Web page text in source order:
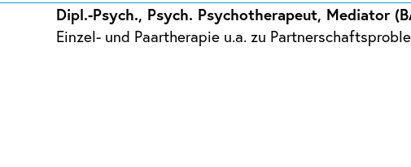
Dipl.-Psych., Psych. Psychotherapeut, Mediator
Einzel- und Paartherapie u.a. zu